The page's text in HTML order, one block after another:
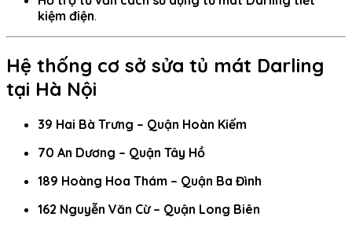
kiệm điện.
Hệ thống cơ sở sửa tủ mát Darling
tại Hà Nội
39 Hai Bà Trưng – Quận Hoàn Kiếm
70 An Dương – Quận Tây Hồ
189 Hoàng Hoa Thám – Quận Ba Đình
162 Nguyễn Văn Cừ – Quận Long Biên